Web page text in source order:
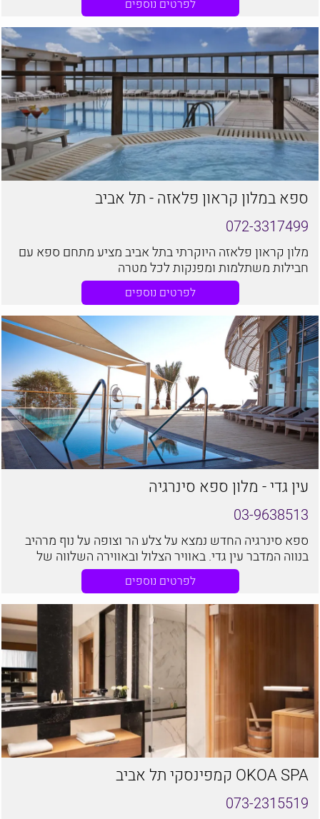
לפרטים נוספים
ספא במלון קראון פלאזה - תל אביב
072-3317499
מלון קראון פלאזה היוקרתי בתל אביב מציע מתחם ספא עם
חבילות משתלמות ומפנקות לכל מטרה
לפרטים נוספים
עין גדי - מלון ספא סינרגיה
03-9638513
ספא סינרגיה החדש נמצא על צלע הר וצופה על נוף מרהיב
בנווה המדבר עין גדי. באוויר הצלול ובאווירה השלווה של
הדרום תוכלו ליהנות מחוויה טיפולית מרעננת לגוף ולנפש.
לפרטים נוספים
OKOA SPA קמפינסקי תל אביב
073-2315519